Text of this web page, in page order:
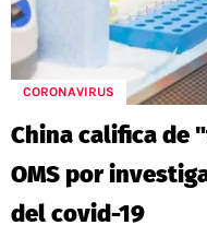
CORONAVIRUS
China califica de
OMS por
del covid-19